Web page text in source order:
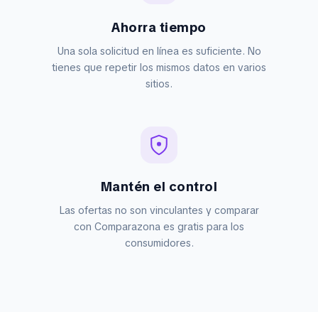
Ahorra tiempo
Una sola solicitud en línea es suficiente. No
tienes que repetir los mismos datos en varios
sitios.
Mantén el control
Las ofertas no son vinculantes y comparar
con Comparazona es gratis para los
consumidores.